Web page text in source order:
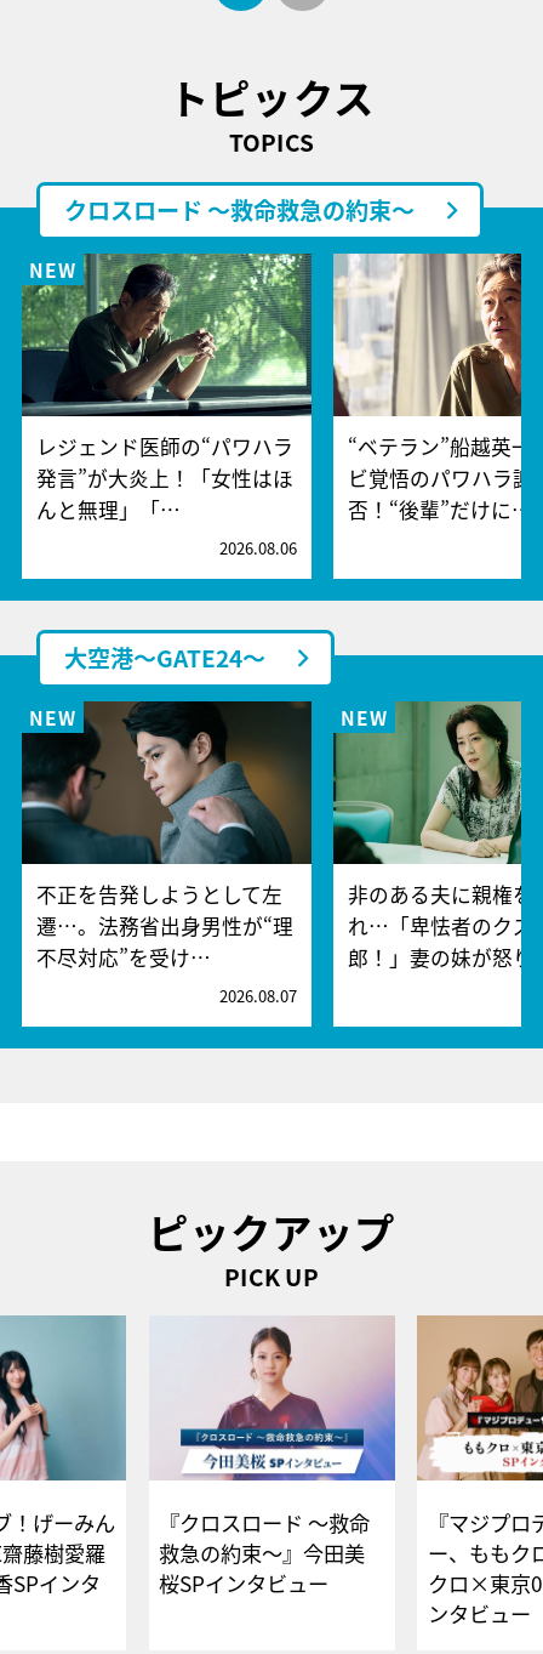
トピックス
TOPICS
クロスロード ～救命救急の約束～
レジェンド医師の“パワハラ
発言”が大炎上！「女性はほ
んと無理」「…
2026.08.06
“ベテラン”船越英一
ビ覚悟のパワハラ謝
否！“後輩”だけに…
大空港～GATE24～
不正を告発しようとして左
遷…。法務省出身男性が“理
不尽対応”を受け…
2026.08.07
非のある夫に親権を
れ…「卑怯者のクズ
郎！」妻の妹が怒
ピックアップ
PICK UP
！げーみん
藤樹愛羅
SPインタ
『クロスロード ～救命
救急の約束～』今田美
桜SPインタビュー
『マジプロ
ー、ももク
クロ×東京
ンタビュー